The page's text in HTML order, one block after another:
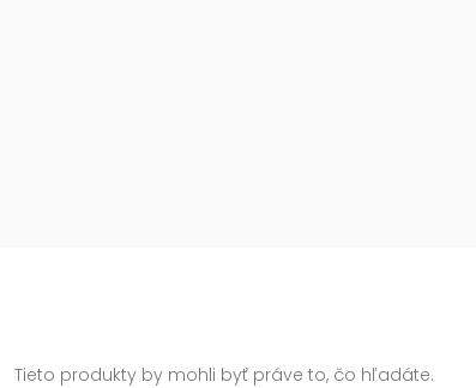
Tieto produkty by mohli byť práve to, čo hľadáte.